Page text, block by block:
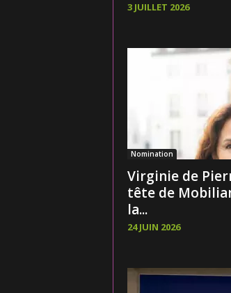
3 JUILLET 2026
Nomination
Virginie de
tête de
la...
24 JUIN 2026